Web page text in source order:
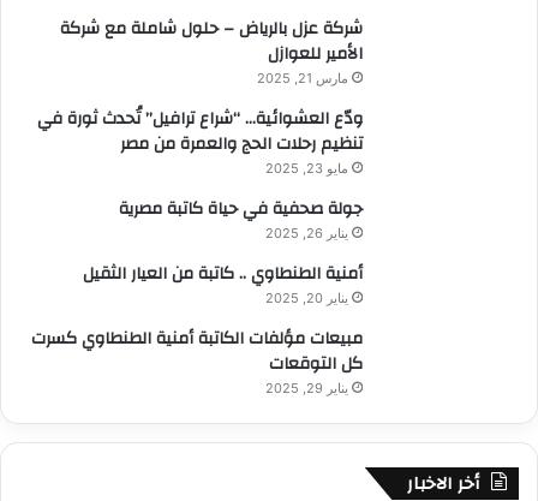
شركة عزل بالرياض – حلول شاملة مع شركة
الأمير للعوازل
مارس 21, 2025
ودّع العشوائية… “شراع ترافيل” تُحدث ثورة في
تنظيم رحلات الحج والعمرة من مصر
مايو 23, 2025
جولة صحفية في حياة كاتبة مصرية
يناير 26, 2025
أمنية الطنطاوي .. كاتبة من العيار الثقيل
يناير 20, 2025
مبيعات مؤلفات الكاتبة أمنية الطنطاوي كسرت
كل التوقعات
يناير 29, 2025
أخر الاخبار